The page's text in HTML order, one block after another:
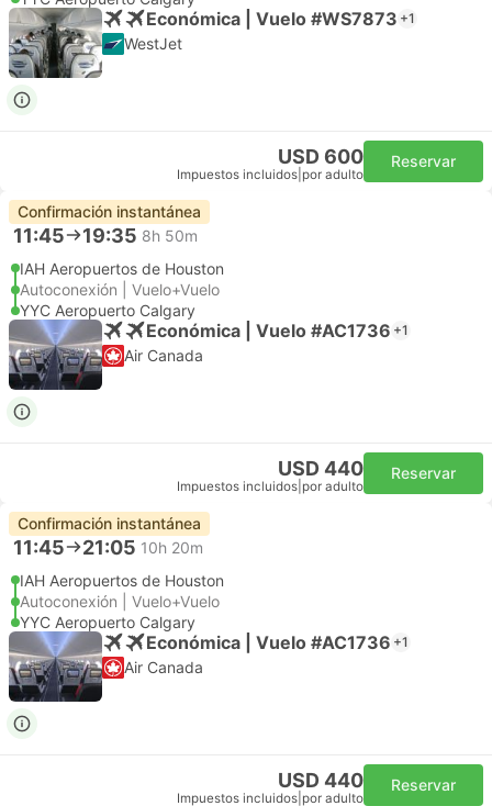
Económica | Vuelo #WS7873 +1
WestJet
USD 600
Impuestos incluidos por adulto
Reservar
Confirmación instantánea
11:45 19:35 8h 50m
IAH Aeropuertos de Houston
Autoconexión | Vuelo+Vuelo
YYC Aeropuerto Calgary
Económica | Vuelo #AC1736 +1
Air Canada
USD 440
Impuestos incluidos por adulto
Reservar
Confirmación instantánea
11:45 21:05 10h 20m
IAH Aeropuertos de Houston
Autoconexión | Vuelo+Vuelo
YYC Aeropuerto Calgary
Económica | Vuelo #AC1736 +1
Air Canada
USD 440
Impuestos incluidos por adulto
Reservar